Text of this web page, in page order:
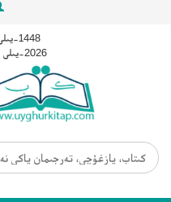
1448-يىلى سەفەر (2), 23
2026-يىلى 8-ئاينىڭ 6-كۈنى